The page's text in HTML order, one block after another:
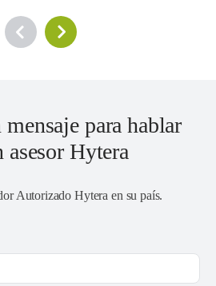
para hablar
asesor Hytera
Autorizado Hytera en su país.